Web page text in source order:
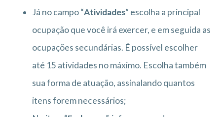
Já no campo “Atividades” escolha a principal
ocupação que você irá exercer, e em seguida as
ocupações secundárias. É possível escolher
até 15 atividades no máximo. Escolha também
sua forma de atuação, assinalando quantos
itens forem necessários;